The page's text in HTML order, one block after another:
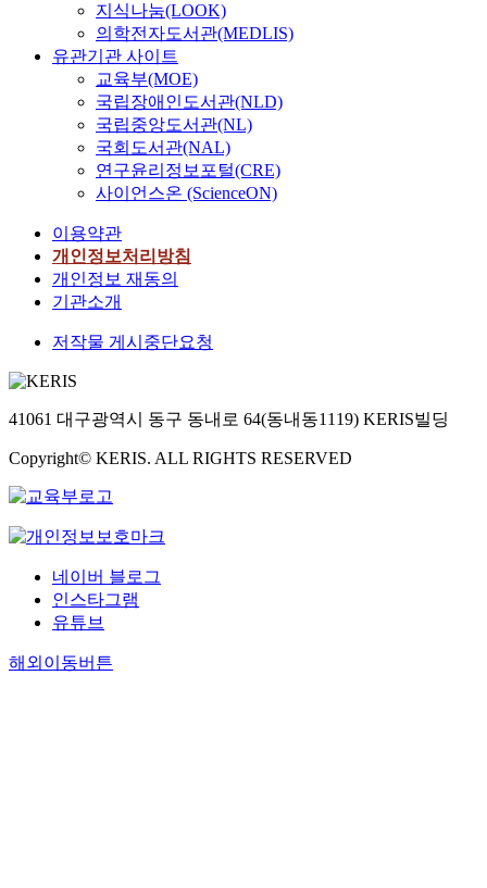
지식나눔(LOOK)
의학전자도서관(MEDLIS)
유관기관 사이트
교육부(MOE)
국립장애인도서관(NLD)
국립중앙도서관(NL)
국회도서관(NAL)
연구윤리정보포털(CRE)
사이언스온 (ScienceON)
이용약관
개인정보처리방침
개인정보 재동의
기관소개
저작물 게시중단요청
41061 대구광역시 동구 동내로 64(동내동1119) KERIS빌딩
Copyright© KERIS. ALL RIGHTS RESERVED
네이버 블로그
인스타그램
유튜브
해외이동버튼